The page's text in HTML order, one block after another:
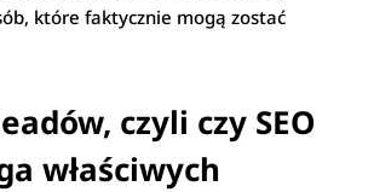
które faktycznie mogą zostać
czyli czy SEO
właściwych